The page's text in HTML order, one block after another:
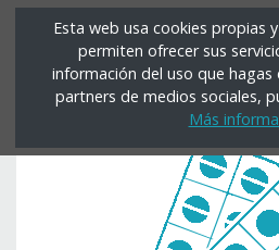
Esta web usa cookies propias
permiten ofrecer sus
información del uso que
partners de medios sociales,
Más